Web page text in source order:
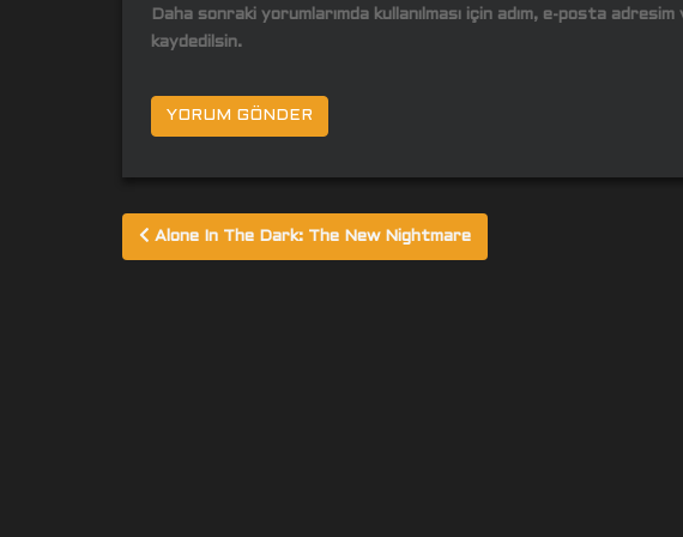
Daha sonraki yorumlarımda kullanılması için adım, e-posta
kaydedilsin.
Yazı
gezinmesi
Alone In The Dark: The New Nightmare